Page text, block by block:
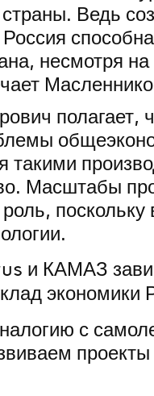
Ведь
несмотря
полагает,
такими
Масштабы
поскольку
с